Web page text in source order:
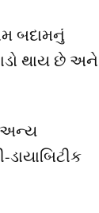
બદામનું
થાય છે અને
અન્ય